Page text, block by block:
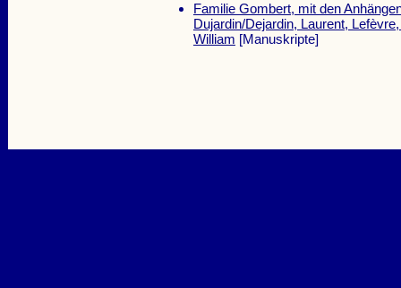
Familie Gombert, mit den
Dujardin/Dejardin, Laurent,
William [Manuskripte]